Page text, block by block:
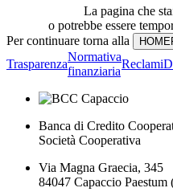
La pagina che
o potrebbe essere
Per continuare torna alla
Trasparenza
Normativa
finanziaria
Reclami
Banca di Credito
Società Cooperativa
Via Magna Graecia, 345
84047 Capaccio Paestum